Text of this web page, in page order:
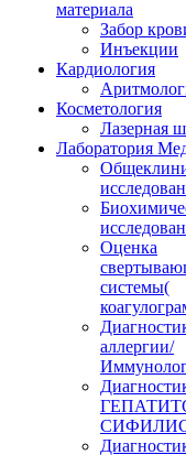
материала
Забор
Инъекции
Кардиология
Косметология
Лазерная
Лаборатория
Оценка
системы(
аллергии/